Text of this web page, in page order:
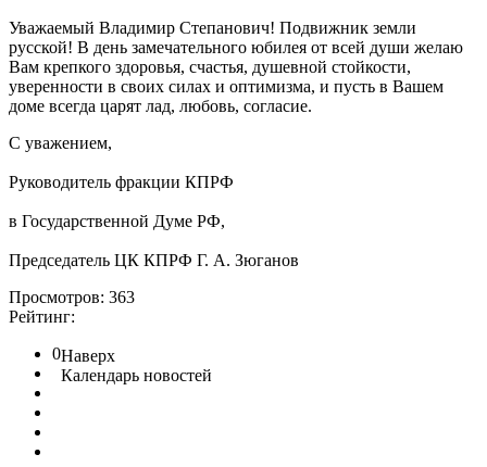
Уважаемый Владимир Степанович! Подвижник земли
русской! В день замечательного юбилея от всей души желаю
Вам крепкого здоровья, счастья, душевной стойкости,
уверенности в своих силах и оптимизма, и пусть в Вашем
доме всегда царят лад, любовь, согласие.
С уважением,
Руководитель фракции КПРФ
в Государственной Думе РФ,
Председатель ЦК КПРФ Г. А. Зюганов
Просмотров: 363
Рейтинг:
0Наверх
Календарь новостей